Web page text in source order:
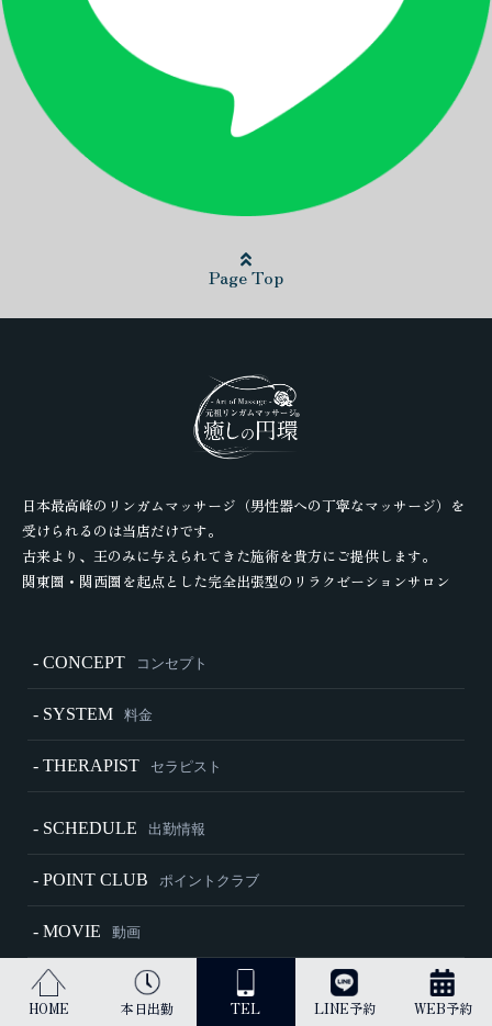
HOME 本日出勤 TEL LINE予約 WEB予約
Page Top
日本最高峰のリンガムマッサージ（男性器への丁寧なマッサージ）を
受けられるのは当店だけです。
古来より、王のみに与えられてきた施術を貴方にご提供します。
関東圏・関西圏を起点とした完全出張型のリラクゼーションサロン
- CONCEPT コンセプト
- SYSTEM 料金
- THERAPIST セラピスト
- SCHEDULE 出勤情報
- POINT CLUB ポイントクラブ
- MOVIE 動画
- HOW TO 施術内容・ご利用方法